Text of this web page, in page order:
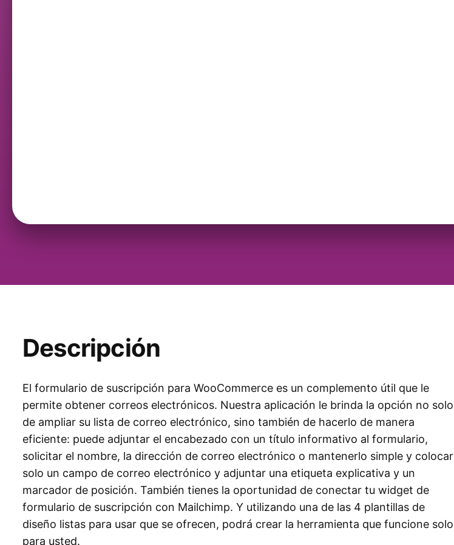
Descripción
El formulario de suscripción para WooCommerce es un complemento útil que le
permite obtener correos electrónicos. Nuestra aplicación le brinda la opción no solo
de ampliar su lista de correo electrónico, sino también de hacerlo de manera
eficiente: puede adjuntar el encabezado con un título informativo al formulario,
solicitar el nombre, la dirección de correo electrónico o mantenerlo simple y colocar
solo un campo de correo electrónico y adjuntar una etiqueta explicativa y un
marcador de posición. También tienes la oportunidad de conectar tu widget de
formulario de suscripción con Mailchimp. Y utilizando una de las 4 plantillas de
diseño listas para usar que se ofrecen, podrá crear la herramienta que funcione solo
para usted.